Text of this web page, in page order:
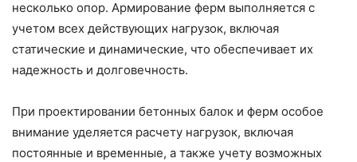
несколько опор. Армирование ферм выполняется с
учетом всех действующих нагрузок, включая
статические и динамические, что обеспечивает их
надежность и долговечность.
При проектировании бетонных балок и ферм особое
внимание уделяется расчету нагрузок, включая
постоянные и временные, а также учету возможных